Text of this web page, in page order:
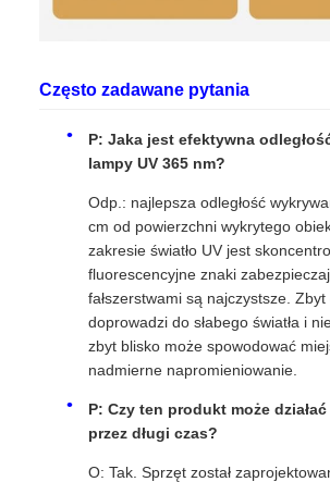
Często zadawane pytania
P: Jaka jest efektywna
lampy UV 365 nm?
Odp.: najlepsza odległość
cm od powierzchni wykrytego
zakresie światło UV jest
fluorescencyjne znaki
fałszerstwami są najczystsze.
doprowadzi do słabego światła i
zbyt blisko może spowodować
nadmierne napromieniowanie.
P: Czy ten produkt może
przez długi czas?
O: Tak. Sprzęt został